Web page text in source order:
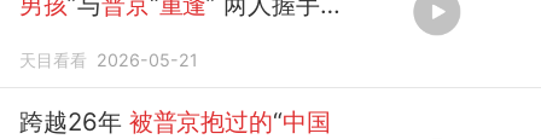
天目看看 2026-05-21
跨越26年 被普京抱过的“中国